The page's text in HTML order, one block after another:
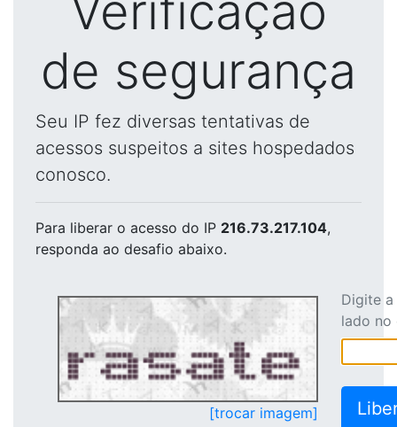
de segurança
Seu IP fez diversas tentativas de
acessos suspeitos a sites hospedados
conosco.
Para liberar o acesso do IP 216.73.217.104,
responda ao desafio abaixo.
[trocar imagem]
Digite
lado no